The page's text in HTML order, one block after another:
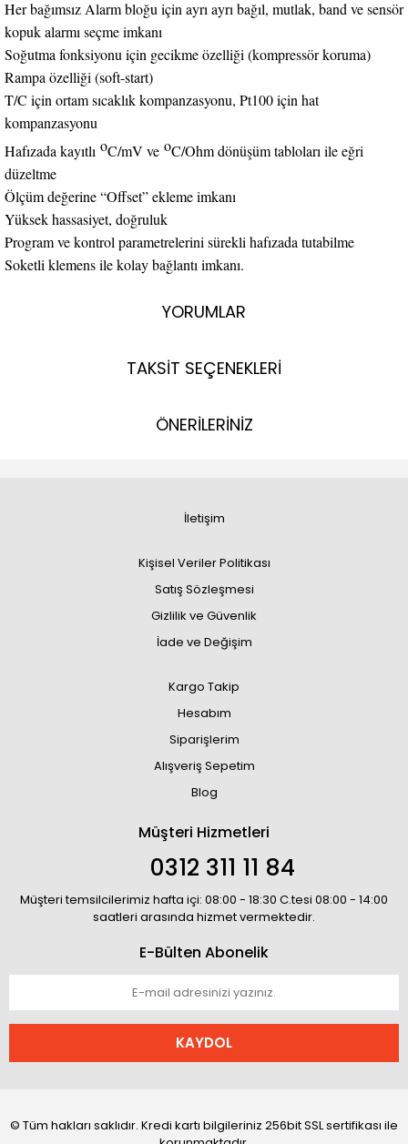
Her bağımsız Alarm bloğu için ayrı ayrı bağıl, mutlak, band ve sensör
kopuk alarmı seçme imkanı
Soğutma fonksiyonu için gecikme özelliği (kompressör koruma)
Rampa özelliği (soft-start)
T/C için ortam sıcaklık kompanzasyonu, Pt100 için hat
kompanzasyonu
Hafızada kayıtlı oC/mV ve oC/Ohm dönüşüm tabloları ile eğri
düzeltme
Ölçüm değerine “Offset” ekleme imkanı
Yüksek hassasiyet, doğruluk
Program ve kontrol parametrelerini sürekli hafızada tutabilme
Soketli klemens ile kolay bağlantı imkanı.
YORUMLAR
TAKSİT SEÇENEKLERİ
ÖNERİLERİNİZ
İletişim
Kişisel Veriler Politikası
Satış Sözleşmesi
Gizlilik ve Güvenlik
İade ve Değişim
Kargo Takip
Hesabım
Siparişlerim
Alışveriş Sepetim
Blog
Müşteri Hizmetleri
0312 311 11 84
Müşteri temsilcilerimiz hafta içi: 08:00 - 18:30 C.tesi 08:00 - 14:00
saatleri arasında hizmet vermektedir.
E-Bülten Abonelik
KAYDOL
© Tüm hakları saklıdır. Kredi kartı bilgileriniz 256bit SSL sertifikası ile